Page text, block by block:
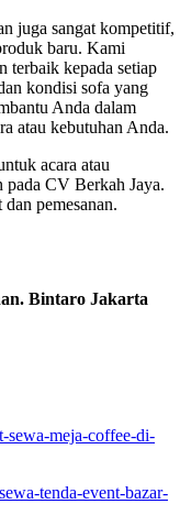
juga sangat kompetitif,
baru. Kami
terbaik kepada setiap
kondisi sofa yang
Anda dalam
atau kebutuhan Anda.
acara atau
pada CV Berkah Jaya.
pemesanan.
Bintaro Jakarta
sewa-meja-coffee-di-
tenda-event-bazar-